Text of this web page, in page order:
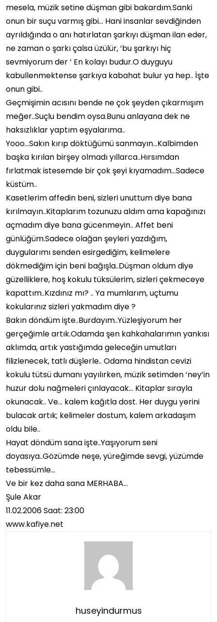
mesela, müzik setine düşman gibi bakardım.Sanki
onun bir suçu varmış gibi… Hani insanlar sevdiğinden
ayrıldığında o anı hatırlatan şarkıyı düşman ilan eder,
ne zaman o şarkı çalsa üzülür, ‘bu şarkıyı hiç
sevmiyorum der ‘ En kolayı budur.O duyguyu
kabullenmektense şarkıya kabahat bulur ya hep.. İşte
onun gibi..
Geçmişimin acısını bende ne çok şeyden çıkarmışım
meğer..Suçlu bendim oysa.Bunu anlayana dek ne
haksızlıklar yaptım eşyalarıma..
Yooo…Sakın kırıp döktüğümü sanmayın…Kalbimden
başka kırılan birşey olmadı yıllarca..Hırsımdan
fırlatmak istesemde bir çok şeyi kıyamadım…Sadece
küstüm..
Kasetlerim affedin beni, sizleri unuttum diye bana
kırılmayın..Kitaplarım tozunuzu aldım ama kapağınızı
açmadım diye bana gücenmeyin.. Affet beni
günlüğüm.Sadece olağan şeyleri yazdığım,
duygularımı senden esirgediğim, kelimelere
dökmediğim için beni bağışla..Düşman oldum diye
güzelliklere, hoş kokulu tüksülerim, sizleri çekmeceye
kapattım..Kızdınız mı? .. Ya mumlarım, uçtumu
kokularınız sizleri yakmadım diye ?
Bakın döndüm işte..Burdayım..Yüzleşiyorum her
gerçeğimle artık.Odamda şen kahkahalarımın yankısı
aklımda, artık yastığımda geleceğin umutları
filizlenecek, tatlı düşlerle.. Odama hindistan cevizi
kokulu tütsü dumanı yayılırken, müzik setimden ‘ney’in
huzur dolu nağmeleri çınlayacak… Kitaplar sırayla
okunacak.. Ve… kalem kağıtla dost. Her duygu yerini
bulacak artık; kelimeler dostum, kalem arkadaşım
oldu bile..
Hayat döndüm sana işte..Yaşıyorum seni
doyasıya..Gözümde neşe, yüreğimde sevgi, yüzümde
tebessümle…
Ve bir kez daha sana MERHABA…
Şule Akar
11.02.2006 Saat: 23:00
www.kafiye.net
huseyindurmus